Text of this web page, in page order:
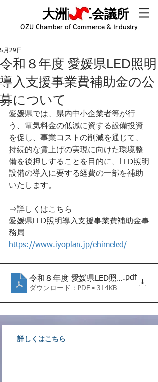
大洲商工会議所
OZU Chamber of Commerce & Industry
令和８年度 愛媛県LED照明
導入支援事業費補助金の公
募について
5月29日
愛媛県では、県内中小企業者等が行
う、電気料金の低減に資する設備投資
を促し、事業コストの削減を通じて、
持続的な賃上げの実現に向けた環境整
備を後押しすることを目的に、
LED照明
設備の導入に要する経費の一部を補助
いたします。
⇒詳しくはこちら
愛媛県LED照明導入支援事業費補助金事
務局
https://www.iyoplan.jp/ehimeled/
令和８年度 愛媛県LED照明導入支援
.pdf
ダウンロード：PDF • 314KB
詳しくはこちら